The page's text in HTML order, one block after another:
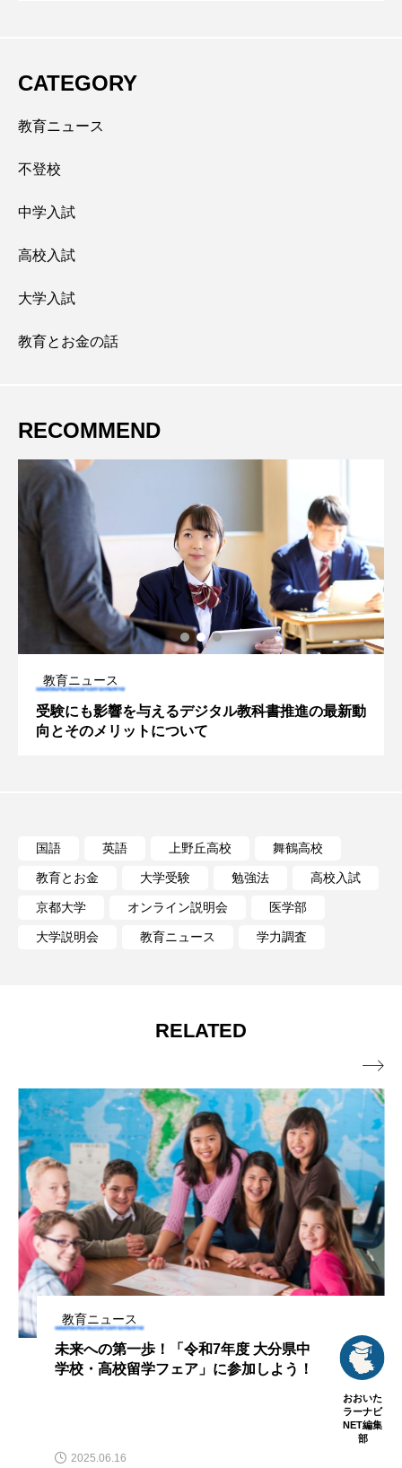
CATEGORY
教育ニュース
不登校
中学入試
高校入試
大学入試
教育とお金の話
RECOMMEND
教育ニュース
【大学無償化2025最新まとめ】母子家庭や多子家
庭の条件に要注目
国語 英語 上野丘高校 舞鶴高校
教育とお金 大学受験 勉強法 高校入試
京都大学 オンライン説明会 医学部
大学説明会 教育ニュース 学力調査
RELATED
教育ニュース
未来への第一歩！「令和7年度 大分県中
学校・高校留学フェア」に参加しよう！
おおいた
ラーナビ
NET編集
部
2025.06.16
